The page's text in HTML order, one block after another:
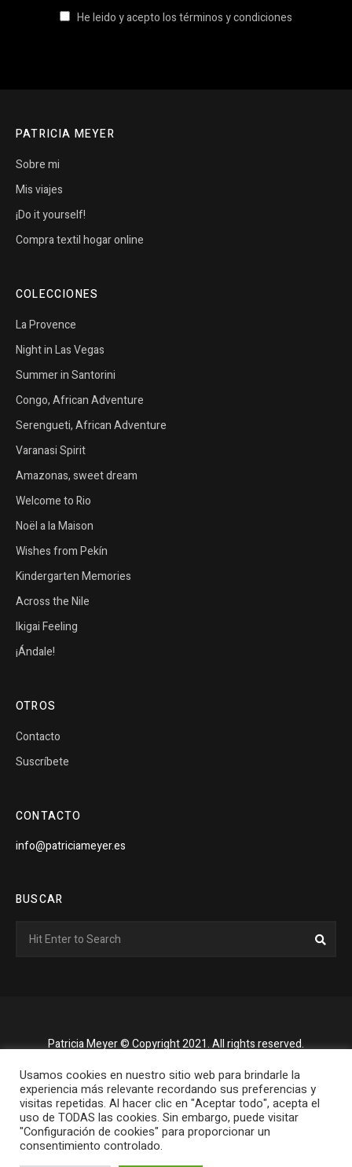
He leido y acepto los términos y condiciones
PATRICIA MEYER
Sobre mi
Mis viajes
¡Do it yourself!
Compra textil hogar online
COLECCIONES
La Provence
Night in Las Vegas
Summer in Santorini
Congo, African Adventure
Serengueti, African Adventure
Varanasi Spirit
Amazonas, sweet dream
Welcome to Rio
Noël a la Maison
Wishes from Pekín
Kindergarten Memories
Across the Nile
Ikigai Feeling
¡Ándale!
OTROS
Contacto
Suscríbete
CONTACTO
info@patriciameyer.es
BUSCAR
for:
Patricia Meyer © Copyright 2021. All rights reserved.
Usamos cookies en nuestro sitio web para brindarle la
experiencia más relevante recordando sus preferencias y
visitas repetidas. Al hacer clic en "Aceptar todo", acepta el
uso de TODAS las cookies. Sin embargo, puede visitar
"Configuración de cookies" para proporcionar un
consentimiento controlado.